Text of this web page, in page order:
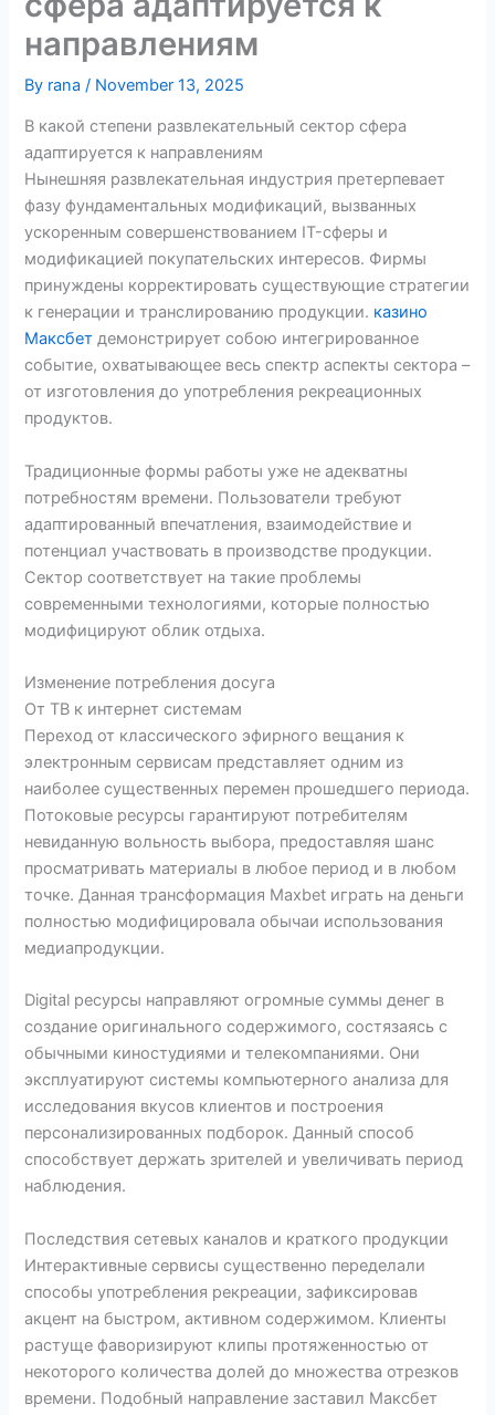
направлениям
By rana/ November 13, 2025
В какой степени развлекательный сектор сфера
адаптируется к направлениям
Нынешняя развлекательная индустрия претерпевает
фазу фундаментальных модификаций, вызванных
ускоренным совершенствованием IT-сферы и
модификацией покупательских интересов. Фирмы
принуждены корректировать существующие стратегии
к генерации и транслированию продукции. казино
Максбет демонстрирует собою интегрированное
событие, охватывающее весь спектр аспекты сектора –
от изготовления до употребления рекреационных
продуктов.
Традиционные формы работы уже не адекватны
потребностям времени. Пользователи требуют
адаптированный впечатления, взаимодействие и
потенциал участвовать в производстве продукции.
Сектор соответствует на такие проблемы
современными технологиями, которые полностью
модифицируют облик отдыха.
Изменение потребления досуга
От ТВ к интернет системам
Переход от классического эфирного вещания к
электронным сервисам представляет одним из
наиболее существенных перемен прошедшего периода.
Потоковые ресурсы гарантируют потребителям
невиданную вольность выбора, предоставляя шанс
просматривать материалы в любое период и в любом
точке. Данная трансформация Maxbet играть на деньги
полностью модифицировала обычаи использования
медиапродукции.
Digital ресурсы направляют огромные суммы денег в
создание оригинального содержимого, состязаясь с
обычными киностудиями и телекомпаниями. Они
эксплуатируют системы компьютерного анализа для
исследования вкусов клиентов и построения
персонализированных подборок. Данный способ
способствует держать зрителей и увеличивать период
наблюдения.
Последствия сетевых каналов и краткого продукции
Интерактивные сервисы существенно переделали
способы употребления рекреации, зафиксировав
акцент на быстром, активном содержимом. Клиенты
растуще фаворизируют клипы протяженностью от
некоторого количества долей до множества отрезков
времени. Подобный направление заставил Максбет